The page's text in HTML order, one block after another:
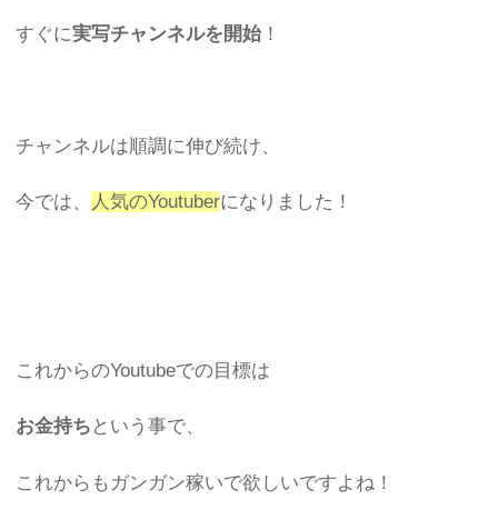
すぐに実写チャンネルを開始 ！
チャンネルは順調に伸び続け、
今では、 人気のYoutuberになりました！
これからのYoutubeでの目標は
お金持ち という事で、
これからもガンガン稼いで欲しいですよね！